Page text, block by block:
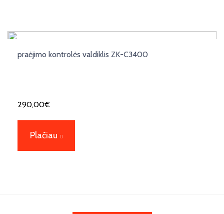
praėjimo kontrolės valdiklis ZK-C3400
290,00€
Plačiau